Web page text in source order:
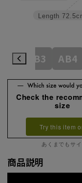
Length
A8 AB3 AB4
Check the
size
Try this item
あくまでもサ
商品説明